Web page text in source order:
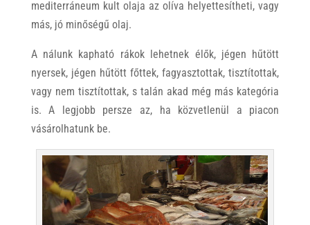
mediterráneum kult olaja az olíva helyettesítheti, vagy
más, jó minőségű olaj.
A nálunk kapható rákok lehetnek élők, jégen hűtött
nyersek, jégen hűtött főttek, fagyasztottak, tisztítottak,
vagy nem tisztítottak, s talán akad még más kategória
is. A legjobb persze az, ha közvetlenül a piacon
vásárolhatunk be.